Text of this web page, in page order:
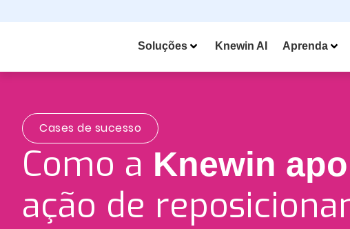
Soluções Knewin AI Aprenda
Cases de sucesso
Como a Knewin
ação de